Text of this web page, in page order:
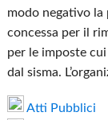
modo negativo la
concessa per il
per le imposte
dal sisma.
Atti Pubblici